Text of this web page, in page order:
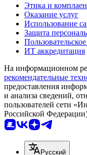
Этика и
Оказание услуг
Использование
Защита
ИТ аккредитация
На информационном
рекомендательные
предоставления
и анализа сведений,
пользователей сети
Российской
Русский